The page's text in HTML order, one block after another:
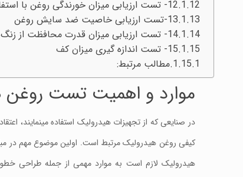
12- تست ارزیابی میزان خورندگی روغن با استفاده از تیغه های مسی
13-تست ارزیابی خاصیت ضد سایش روغن
14- تست ارزیابی میزان قدرت محافظت از زنگ زدگی روغن
15- تست اندازه گیری میزان کف
مطالب مرتبط:
موارد و اهمیت تست روغن
کیفی روغن هیدرولیک مرتبط است. اولین موضوع مهم در
هیدرولیک لازم است به موارد مهمی از جمله طراحی